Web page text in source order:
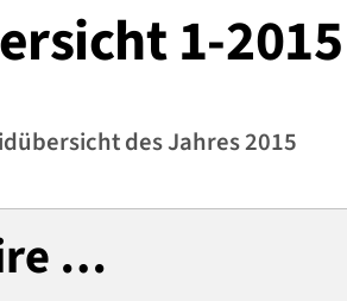
1-2015
des Jahres 2015
…